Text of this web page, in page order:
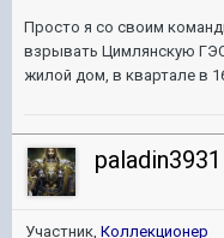
Просто я со своим
взрывать Цимлянскую
жилой дом, в квартале в
paladin3931
Участник, Коллекционер